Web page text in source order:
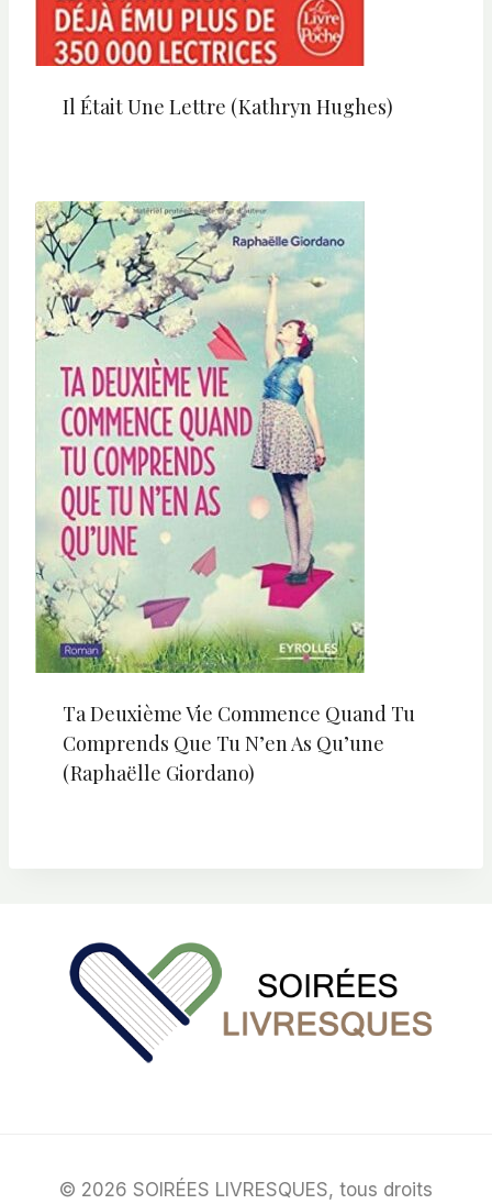
Il Était Une Lettre (Kathryn Hughes)
Ta Deuxième Vie Commence Quand Tu
Comprends Que Tu N’en As Qu’une
(Raphaëlle Giordano)
© 2026 SOIRÉES LIVRESQUES, tous droits